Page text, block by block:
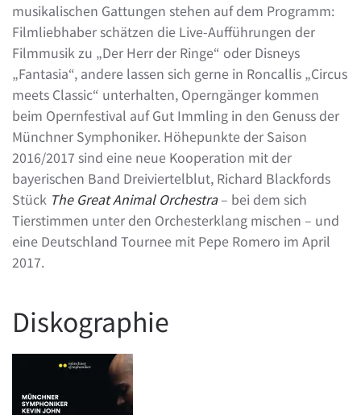
musikalischen Gattungen stehen auf dem Programm:
Filmliebhaber schätzen die Live-Aufführungen der
Filmmusik zu „Der Herr der Ringe“ oder Disneys
„Fantasia“, andere lassen sich gerne in Roncallis „Circus
meets Classic“ unterhalten, Operngänger kommen
beim Opernfestival auf Gut Immling in den Genuss der
Münchner Symphoniker. Höhepunkte der Saison
2016/2017 sind eine neue Kooperation mit der
bayerischen Band Dreiviertelblut, Richard Blackfords
Stück The Great Animal Orchestra– bei dem sich
Tierstimmen unter den Orchesterklang mischen – und
eine Deutschland Tournee mit Pepe Romero im April
2017.
Diskographie